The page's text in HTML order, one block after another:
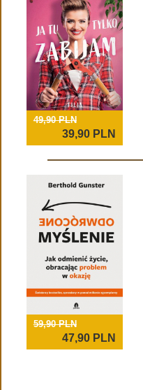
49,90 PLN
39,90 PLN
59,90 PLN
47,90 PLN